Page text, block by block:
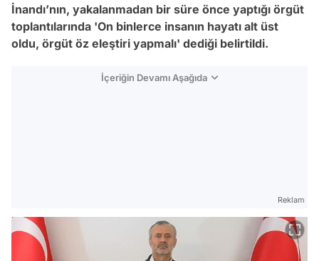
İnandı’nın, yakalanmadan bir süre önce yaptığı örgüt
toplantılarında 'On binlerce insanın hayatı alt üst
oldu, örgüt öz eleştiri yapmalı' dediği belirtildi.
İçeriğin Devamı Aşağıda
Reklam